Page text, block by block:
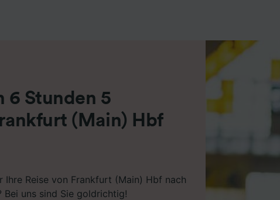
6 Stunden 5
(Main) Hbf
Ihre Reise von Frankfurt (Main) Hbf nach
Bei uns sind Sie goldrichtig!